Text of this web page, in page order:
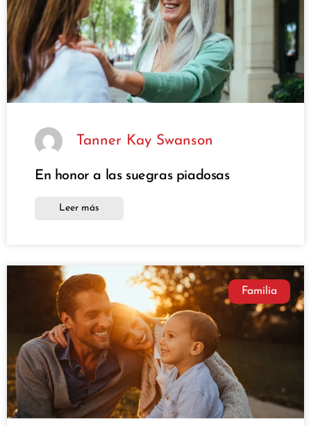
Tanner Kay Swanson
En honor a las suegras piadosas
Leer más
Familia